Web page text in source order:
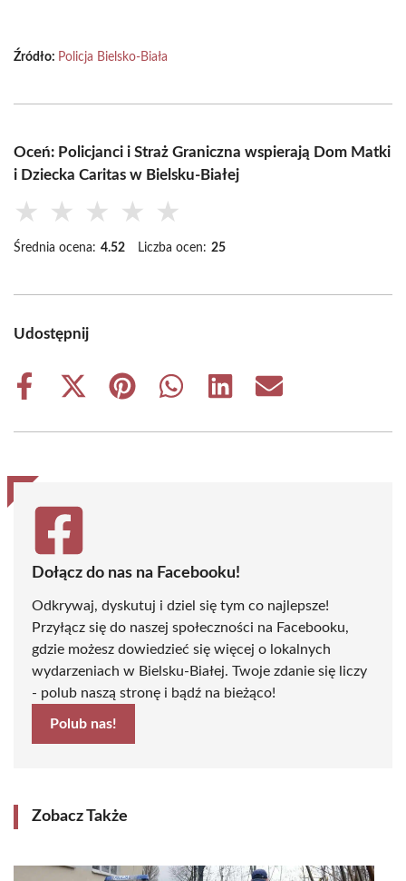
Źródło: Policja Bielsko-Biała
Oceń: Policjanci i Straż Graniczna wspierają Dom Matki
i Dziecka Caritas w Bielsku-Białej
★ ★ ★ ★ ★
Średnia ocena: 4.52 Liczba ocen: 25
Udostępnij
Share
Share
(Twitter)
Share
Share
Share
Share
Dołącz do nas na Facebooku!
Odkrywaj, dyskutuj i dziel się tym co najlepsze!
Przyłącz się do naszej społeczności na Facebooku,
gdzie możesz dowiedzieć się więcej o lokalnych
wydarzeniach w Bielsku-Białej. Twoje zdanie się liczy
- polub naszą stronę i bądź na bieżąco!
Polub nas!
Zobacz Także